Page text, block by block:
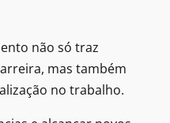
não só traz
mas também
no trabalho.